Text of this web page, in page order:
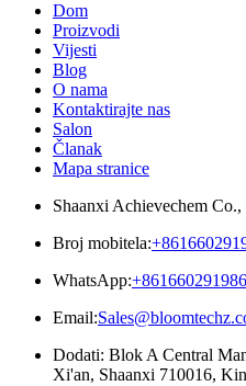
Dom
Proizvodi
Vijesti
Blog
O nama
Kontaktirajte nas
Salon
Članak
Mapa stranice
Shaanxi Achievechem Co.,
Broj mobitela:
WhatsApp:
Email:
Dodati: Blok A Central
Xi'an, Shaanxi 710016,